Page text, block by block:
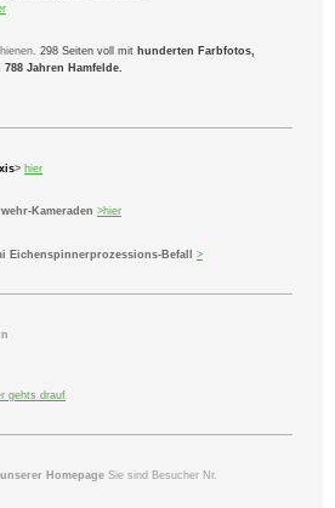
298 Seiten voll mit hunderten Farbfotos,
788 Jahren Hamfelde.
> hier
Kameraden >hier
Eichenspinnerprozessions-Befall >
gehts drauf
Homepage Sie sind Besucher Nr.